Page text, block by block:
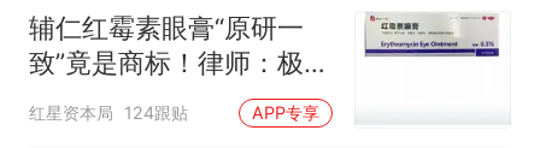
辅仁红霉素眼膏“原研一
致”竟是商标！律师：极易
误导消费者，不妥
红星资本局 124跟贴 APP专享